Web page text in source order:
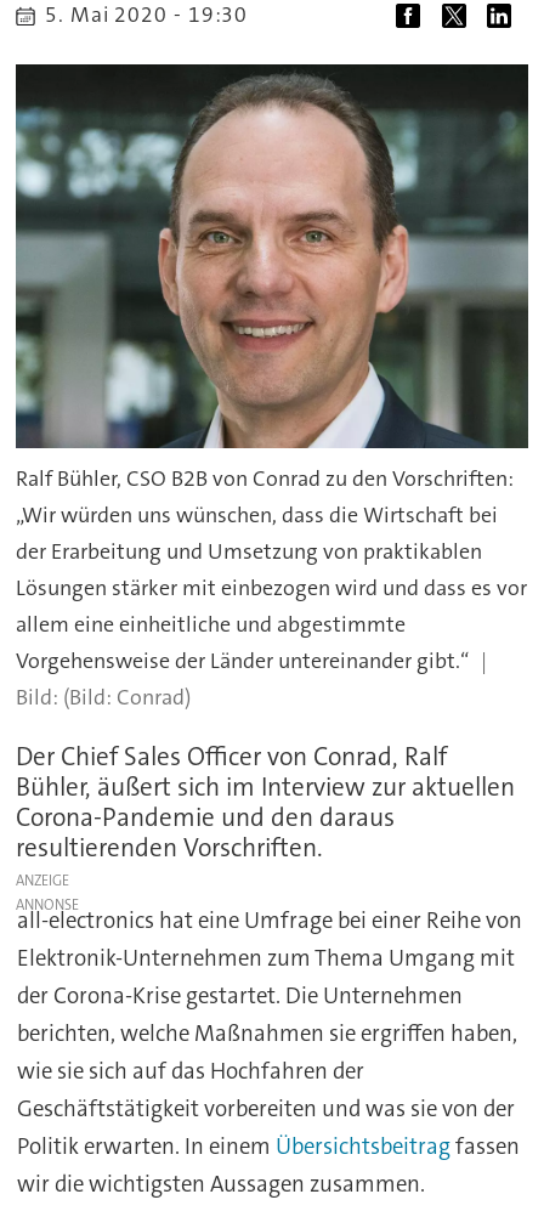
5. Mai 2020 - 19:30
Ralf Bühler, CSO B2B von Conrad zu den Vorschriften:
„Wir würden uns wünschen, dass die Wirtschaft bei
der Erarbeitung und Umsetzung von praktikablen
Lösungen stärker mit einbezogen wird und dass es vor
allem eine einheitliche und abgestimmte
Vorgehensweise der Länder untereinander gibt.“
(Bild: Conrad)
Der Chief Sales Officer von Conrad, Ralf
Bühler, äußert sich im Interview zur aktuellen
Corona-Pandemie und den daraus
resultierenden Vorschriften.
ANZEIGE
all-electronics hat eine Umfrage bei einer Reihe von
Elektronik-Unternehmen zum Thema Umgang mit
der Corona-Krise gestartet. Die Unternehmen
berichten, welche Maßnahmen sie ergriffen haben,
wie sie sich auf das Hochfahren der
Geschäftstätigkeit vorbereiten und was sie von der
Politik erwarten. In einem Übersichtsbeitragfassen
wir die wichtigsten Aussagen zusammen.